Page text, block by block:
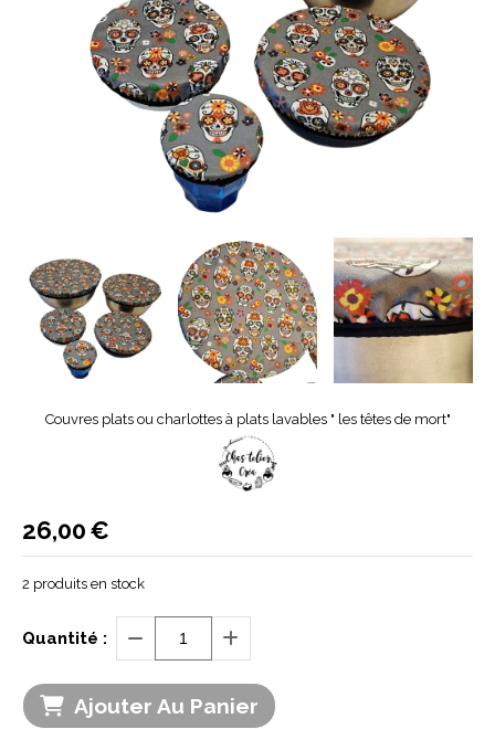
Couvres plats ou charlottes à plats lavables " les têtes de mort"
26,00€
2 produits en stock
Quantité :
Ajouter Au Panier